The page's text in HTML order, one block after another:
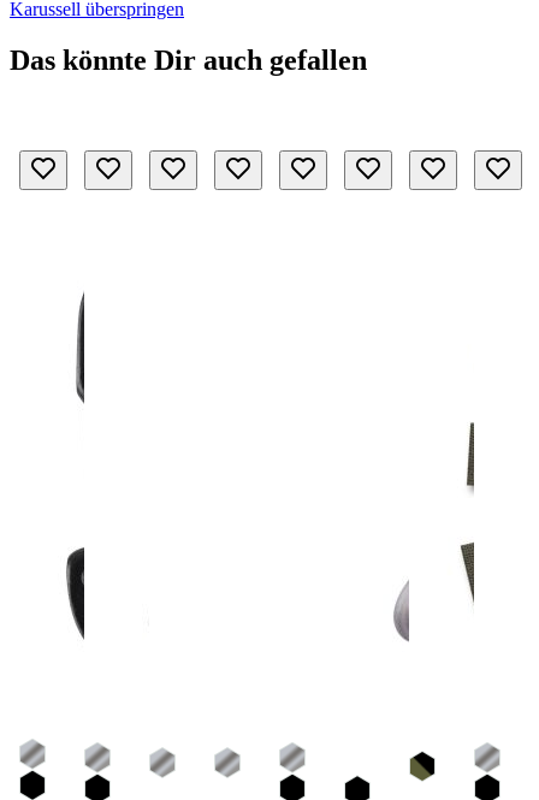
Karussell überspringen
Das könnte Dir auch gefallen